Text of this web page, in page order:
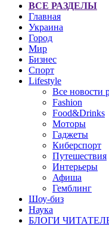
ВСЕ РАЗДЕЛЫ
Главная
Украина
Город
Мир
Бизнес
Спорт
Lifestyle
Все новости
Fashion
Food&Drinks
Моторы
Гаджеты
Киберспорт
Путешествия
Интерьеры
Афиша
Гемблинг
Шоу-биз
Наука
БЛОГИ